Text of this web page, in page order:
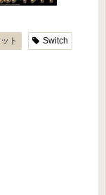
ト
Switch